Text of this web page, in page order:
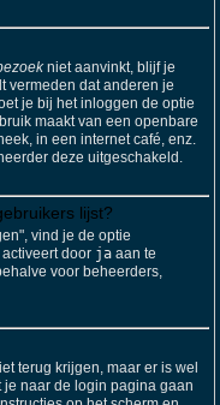
niet aanvinkt, blijf je
vermeden dat anderen je
je bij het inloggen de optie
maakt van een openbare
in een internet café, enz.
deze uitgeschakeld.
lijst?
vind je de optie
door ja aan te
voor beheerders,
terug krijgen, maar er is wel
naar de login pagina gaan